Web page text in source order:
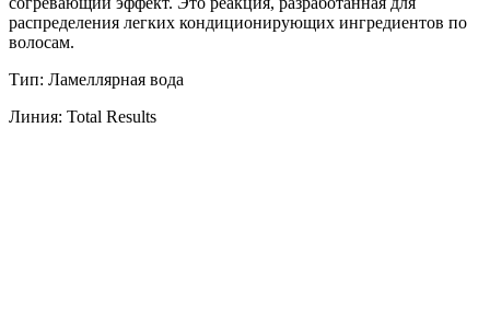
распределения легких кондиционирующих ингредиентов по
волосам.
Тип: Ламеллярная вода
Линия: Total Results